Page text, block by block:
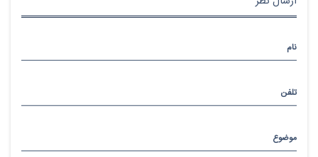
نام
تلفن
موضوع